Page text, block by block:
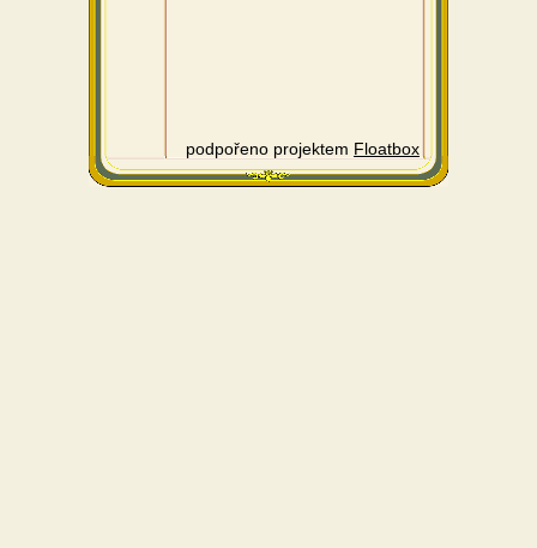
podpořeno projektem Floatbox